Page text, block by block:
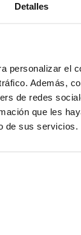
Detalles
personalizar el
Además,
de redes
que les
de sus servicios.
caricias.
y la
de un
el